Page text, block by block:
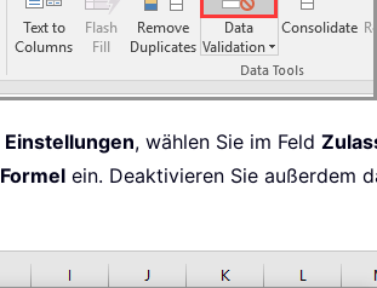
Einstellungen, wählen Sie im Feld
Formel ein. Deaktivieren Sie außerdem